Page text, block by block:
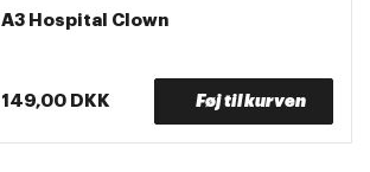
A3 Hospital Clown
149,00 DKK Føj til kurven